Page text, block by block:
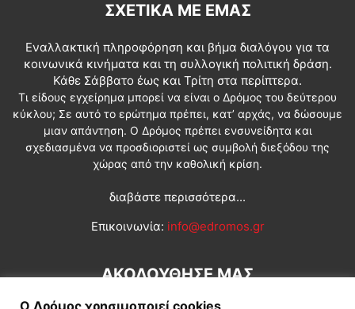
ΣΧΕΤΙΚΆ ΜΕ ΕΜΆΣ
Εναλλακτική πληροφόρηση και βήμα διαλόγου για τα
κοινωνικά κινήματα και τη συλλογική πολιτική δράση.
Κάθε Σάββατο έως και Τρίτη στα περίπτερα.
Τι είδους εγχείρημα μπορεί να είναι ο Δρόμος του δεύτερου
κύκλου; Σε αυτό το ερώτημα πρέπει, κατ’ αρχάς, να δώσουμε
μιαν απάντηση. Ο Δρόμος πρέπει ενσυνείδητα και
σχεδιασμένα να προσδιοριστεί ως συμβολή διεξόδου της
χώρας από την καθολική κρίση.
διαβάστε περισσότερα...
Επικοινωνία: info@edromos.gr
ΑΚΟΛΟΥΘΗΣΕ ΜΑΣ
Ο Δρόμος χρησιμοποιεί cookies